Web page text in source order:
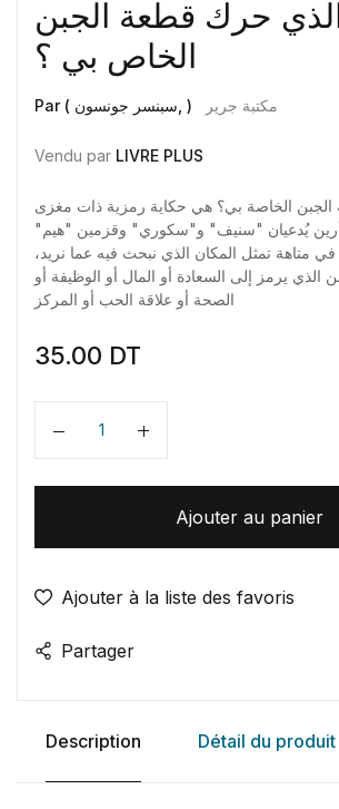
حرك قطعة الجبن
الخاص بي ؟
Par ( سبنسر جونسون, ) مكتبة جرير
Vendu par LIVRE PLUS
الخاصة بي؟ هي حكاية رمزية ذات مغزى
يُدعيان "سنيف" و"سكوري" وقزمين "هيم"
متاهة تمثل المكان الذي نبحث فيه عما نريد،
الذي يرمز إلى السعادة أو المال أو الوظيفة أو
الصحة أو علاقة الحب أو المركز
35.00 DT
Quantité
Ajouter au panier
Ajouter à la liste des favoris
Partager
Description Détail du produit